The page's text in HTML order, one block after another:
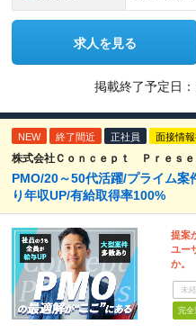
求人を見る
掲載終了予定日：
NEW 終了間近 正社員 面接情
株式会社Ｃｏｎｃｅｐｔ Ｐｒｅｓｅ
PMO/20～50代活躍/プライム案
り年収UP/有給取得率100%
提案
ユー
か。
未
完全